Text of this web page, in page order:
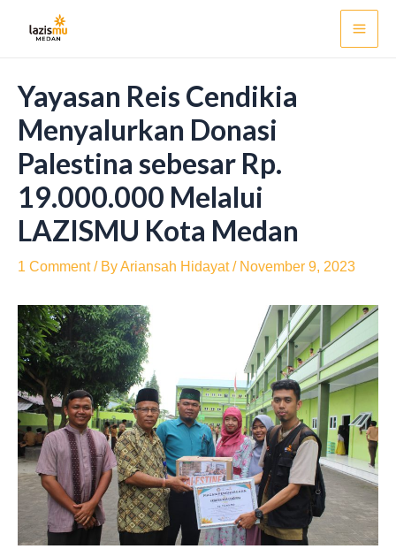
Yayasan Reis Cendikia
Menyalurkan Donasi
Palestina sebesar Rp.
19.000.000 Melalui
LAZISMU Kota Medan
1 Comment / ByAriansah Hidayat/ November 9, 2023
navigation